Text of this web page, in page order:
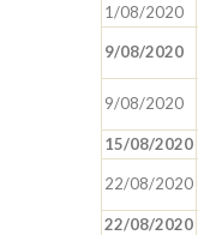
1/08/2020
9/08/2020
9/08/2020
15/08/2020
22/08/2020
22/08/2020